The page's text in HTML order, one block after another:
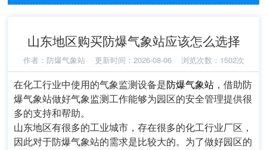
山东地区购买防爆气象站应该怎么选择
作者： 防爆气象站更新时间：2026-08-06 浏览次数：1502次
在化工行业中使用的气象监测设备是防爆气象站 ，借助防
爆气象站做好气象监测工作能够为园区的安全管理提供很
多的支持和帮助。
山东地区有很多的工业城市，存在很多的化工行业厂区，
因此对于防爆气象站的需求是比较大的。为了做好园区的